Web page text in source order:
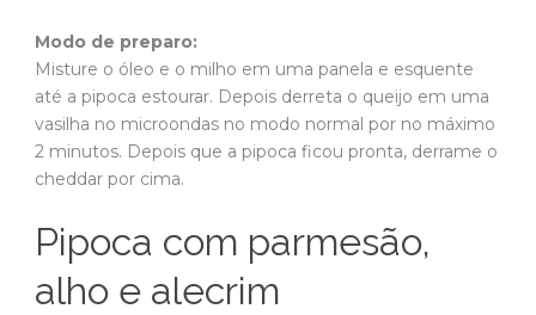
Modo de preparo:
Misture o óleo e o milho em uma panela e esquente
até a pipoca estourar. Depois derreta o queijo em uma
vasilha no microondas no modo normal por no máximo
2 minutos. Depois que a pipoca ficou pronta, derrame o
cheddar por cima.
Pipoca com parmesão,
alho e alecrim